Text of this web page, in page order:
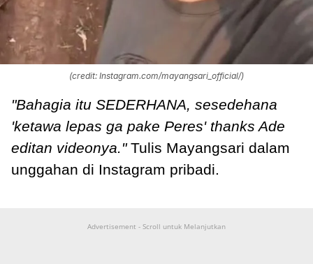
(credit: Instagram.com/mayangsari_official/)
"Bahagia itu SEDERHANA, sesedehana
'ketawa lepas ga pake Peres' thanks Ade
editan videonya."Tulis Mayangsari dalam
unggahan di Instagram pribadi.
Advertisement - Scroll untuk Melanjutkan